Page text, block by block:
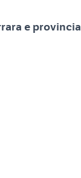
e provincia